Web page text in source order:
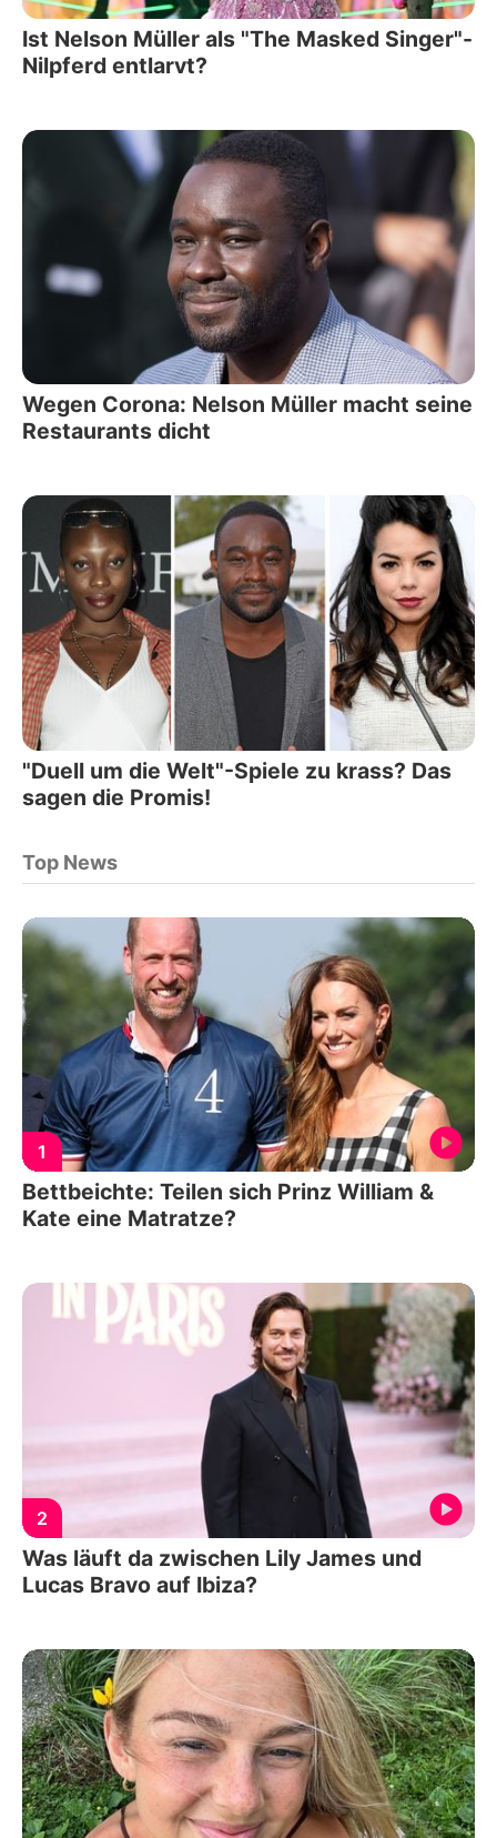
Ist Nelson Müller als "The Masked Singer"-
Nilpferd entlarvt?
Wegen Corona: Nelson Müller macht seine
Restaurants dicht
"Duell um die Welt"-Spiele zu krass? Das
sagen die Promis!
Top News
1
Bettbeichte: Teilen sich Prinz William &
Kate eine Matratze?
2
Was läuft da zwischen Lily James und
Lucas Bravo auf Ibiza?